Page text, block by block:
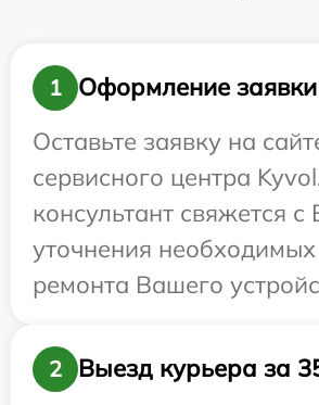
1
Оформление заявки
Оставьте заявку на
сервисного центра
консультант свяжется
уточнения
ремонта Вашего
2
Выезд курьера за